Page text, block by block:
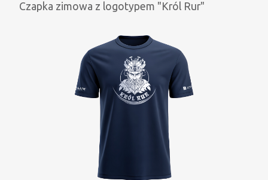
Czapka zimowa z logotypem "Król Rur"